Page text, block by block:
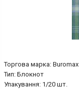
Торгова марка: Buromax
Тип: Блокнот
Упакування: 1/20 шт.